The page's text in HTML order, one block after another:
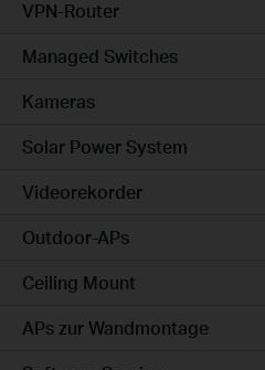
VPN-Router
Managed Switches
Kameras
Solar Power System
Videorekorder
Outdoor-APs
Ceiling Mount
APs zur Wandmontage